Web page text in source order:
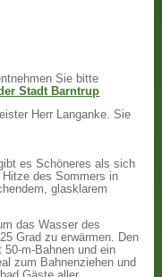
Sie bitte
Stadt Barntrup
Herr Langanke. Sie
es Schöneres als sich
Hitze des Sommers in
glasklarem
das Wasser des
Grad zu erwärmen. Den
m-Bahnen und ein
zum Bahnenziehen und